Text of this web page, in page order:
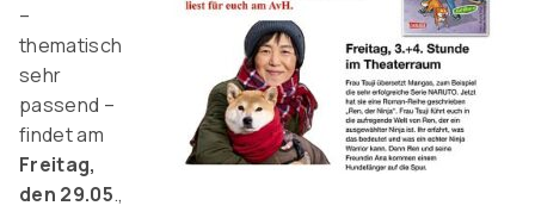
–
thematisch
sehr
passend –
findet am
Freitag,
den 29.05.,